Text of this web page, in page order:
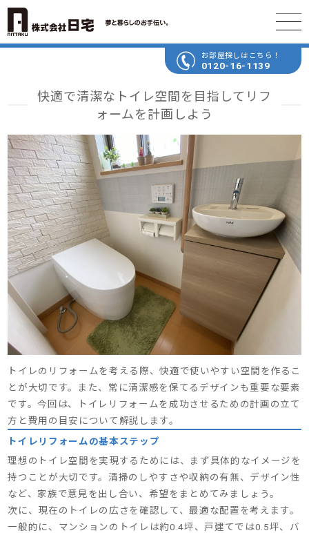
お部屋探しはこちら！
0120-16-1139
快適で清潔なトイレ空間を目指してリフ
ォームを計画しよう
トイレのリフォームを考える際、快適で使いやすい空間を作るこ
とが大切です。また、常に清潔感を保てるデザインも重要な要素
です。今回は、トイレリフォームを成功させるための計画の立て
方と費用の目安について解説します。
トイレリフォームの基本ステップ
理想のトイレ空間を実現するためには、まず具体的なイメージを
持つことが大切です。清掃のしやすさや収納の有無、デザイン性
など、家族で意見を出し合い、希望をまとめてみましょう。
次に、現在のトイレの広さを確認して、最適な配置を考えます。
一般的に、マンションのトイレは約0.4坪、戸建てでは0.5坪、バ